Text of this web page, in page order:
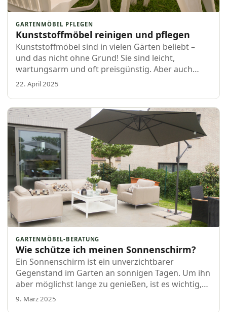
GARTENMÖBEL PFLEGEN
Kunststoffmöbel reinigen und pflegen
Kunststoffmöbel sind in vielen Gärten beliebt –
und das nicht ohne Grund! Sie sind leicht,
wartungsarm und oft preisgünstig. Aber auch
Kunststoffmöbel brauchen hin und wieder etwas
Pflege. In diesem Blog erklären wir dir, wie du
deine Möbel schön hältst, wie du sie reinigst, und
ob du sie eigentlich einfach draußen stehen lassen
kannst.
22. April 2025
GARTENMÖBEL-BERATUNG
Wie schütze ich meinen Sonnenschirm?
Ein Sonnenschirm ist ein unverzichtbarer
Gegenstand im Garten an sonnigen Tagen. Um ihn
aber möglichst lange zu genießen, ist es wichtig,
deinen Sonnenschirm gut vor verschiedenen
9. März 2025